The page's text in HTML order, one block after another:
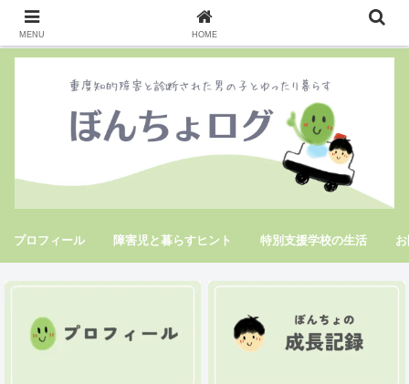
プロフィール 障害児と暮らすヒント 特別支援学校の生活
MENU HOME